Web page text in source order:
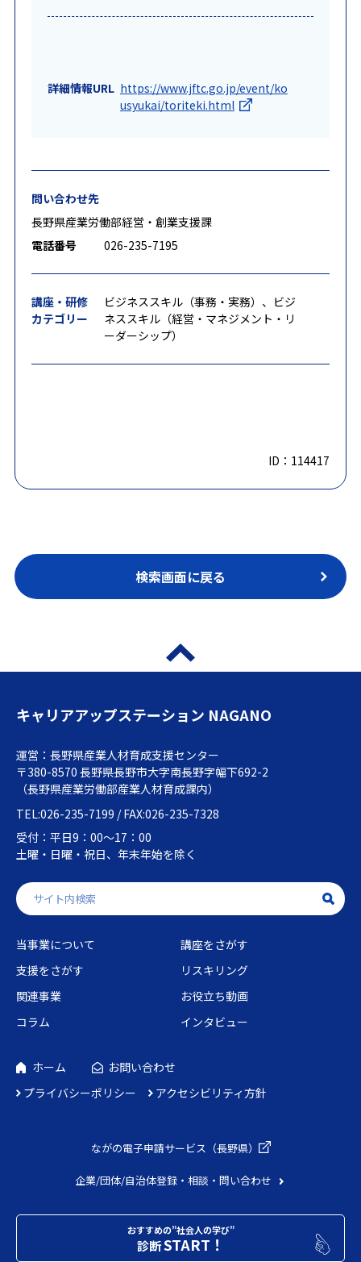
詳細情報URL https://www.jftc.go.jp/event/ko
usyukai/toriteki.html
問い合わせ先
長野県産業労働部経営・創業支援課
電話番号
026-235-7195
講座・研修
カテゴリー
ビジネススキル（事務・実務）、ビジ
ネススキル（経営・マネジメント・リ
ーダーシップ）
ID：114417
検索画面に戻る
キャリアアップステーション NAGANO
運営：長野県産業人材育成支援センター
〒380-8570 長野県長野市大字南長野字幅下692-2
（長野県産業労働部産業人材育成課内）
TEL:026-235-7199 / FAX:026-235-7328
受付：平日9：00～17：00
土曜・日曜・祝日、年末年始を除く
当事業について
講座をさがす
支援をさがす
リスキリング
関連事業
お役立ち動画
コラム
インタビュー
ホーム
お問い合わせ
プライバシーポリシー
アクセシビリティ方針
ながの電子申請サービス（長野県）
企業/団体/自治体登録・相談・問い合わせ
おすすめの”社会人の学び”
診断START！